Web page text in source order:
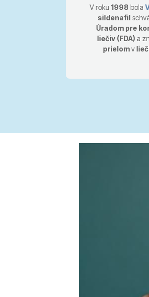
V roku1998 bola
sildenafil
Úradom pre
liečiv (FDA) a
prielomv